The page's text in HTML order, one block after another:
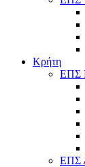
Κρήτη
ΕΠΣ
ΕΠΣ